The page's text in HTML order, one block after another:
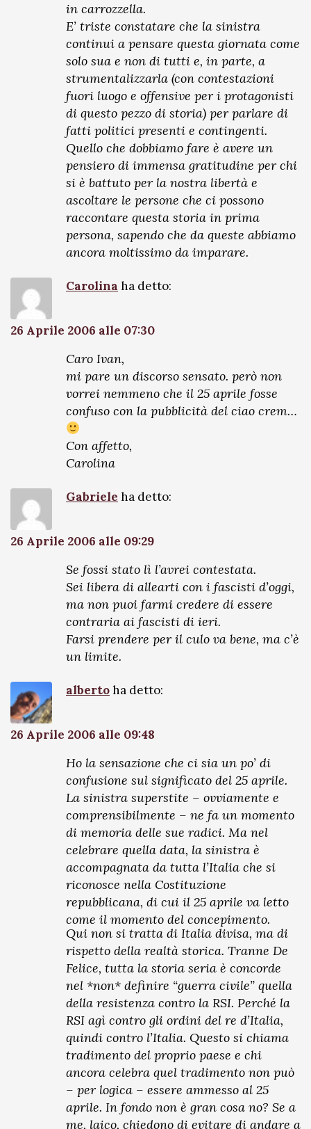
in carrozzella.
E’ triste constatare che la sinistra
continui a pensare questa giornata come
solo sua e non di tutti e, in parte, a
strumentalizzarla (con contestazioni
fuori luogo e offensive per i protagonisti
di questo pezzo di storia) per parlare di
fatti politici presenti e contingenti.
Quello che dobbiamo fare è avere un
pensiero di immensa gratitudine per chi
si è battuto per la nostra libertà e
ascoltare le persone che ci possono
raccontare questa storia in prima
persona, sapendo che da queste abbiamo
ancora moltissimo da imparare.
Carolina ha detto:
26 Aprile 2006 alle 07:30
Caro Ivan,
mi pare un discorso sensato. però non
vorrei nemmeno che il 25 aprile fosse
confuso con la pubblicità del ciao crem…
Con affetto,
Carolina
Gabriele ha detto:
26 Aprile 2006 alle 09:29
Se fossi stato lì l’avrei contestata.
Sei libera di allearti con i fascisti d’oggi,
ma non puoi farmi credere di essere
contraria ai fascisti di ieri.
Farsi prendere per il culo va bene, ma c’è
un limite.
albertoha detto:
26 Aprile 2006 alle 09:48
Ho la sensazione che ci sia un po’ di
confusione sul significato del 25 aprile.
La sinistra superstite – ovviamente e
comprensibilmente – ne fa un momento
di memoria delle sue radici. Ma nel
celebrare quella data, la sinistra è
accompagnata da tutta l’Italia che si
riconosce nella Costituzione
repubblicana, di cui il 25 aprile va letto
come il momento del concepimento.
Qui non si tratta di Italia divisa, ma di
rispetto della realtà storica. Tranne De
Felice, tutta la storia seria è concorde
nel *non* definire “guerra civile” quella
della resistenza contro la RSI. Perché la
RSI agì contro gli ordini del re d’Italia,
quindi contro l’Italia. Questo si chiama
tradimento del proprio paese e chi
ancora celebra quel tradimento non può
– per logica – essere ammesso al 25
aprile. In fondo non è gran cosa no? Se a
me, laico, chiedono di evitare di andare a